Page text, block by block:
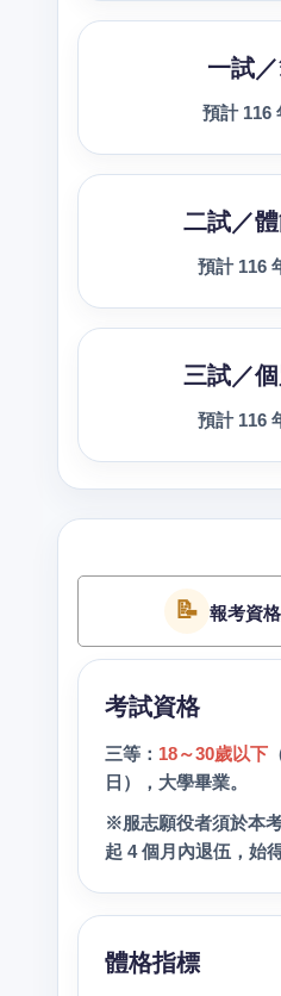
一試
預計 116
二試／
預計 116
三試／
預計 116
📝 報考資
考試資格
三等： 18～30歲以下
日），大學畢業。
※服志願役者須於本
起 4 個月內退伍，始
體格指標